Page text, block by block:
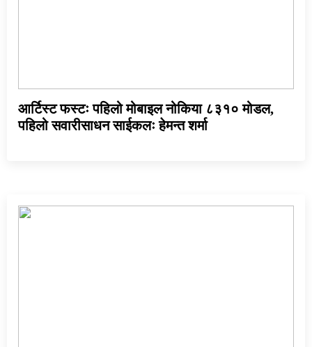
आर्टिस्ट फस्टः पहिलो मोबाइल नोकिया ८३१० मोडल,
पहिलो सवारीसाधन साईकलः हेमन्त शर्मा